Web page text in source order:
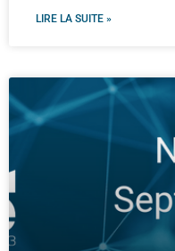
LIRE LA SUITE »